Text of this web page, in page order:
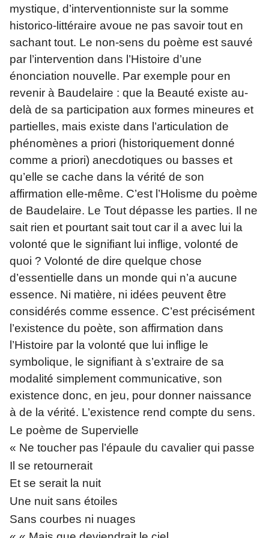
mystique, d’interventionniste sur la somme
historico-littéraire avoue ne pas savoir tout en
sachant tout. Le non-sens du poème est sauvé
par l’intervention dans l’Histoire d’une
énonciation nouvelle. Par exemple pour en
revenir à Baudelaire : que la Beauté existe au-
delà de sa participation aux formes mineures et
partielles, mais existe dans l’articulation de
phénomènes a priori (historiquement donné
comme a priori) anecdotiques ou basses et
qu’elle se cache dans la vérité de son
affirmation elle-même. C’est l’Holisme du poème
de Baudelaire. Le Tout dépasse les parties. Il ne
sait rien et pourtant sait tout car il a avec lui la
volonté que le signifiant lui inflige, volonté de
quoi ? Volonté de dire quelque chose
d’essentielle dans un monde qui n’a aucune
essence. Ni matière, ni idées peuvent être
considérés comme essence. C’est précisément
l’existence du poète, son affirmation dans
l’Histoire par la volonté que lui inflige le
symbolique, le signifiant à s’extraire de sa
modalité simplement communicative, son
existence donc, en jeu, pour donner naissance
à de la vérité. L’existence rend compte du sens.
Le poème de Supervielle
« Ne toucher pas l’épaule du cavalier qui passe
Il se retournerait
Et se serait la nuit
Une nuit sans étoiles
Sans courbes ni nuages